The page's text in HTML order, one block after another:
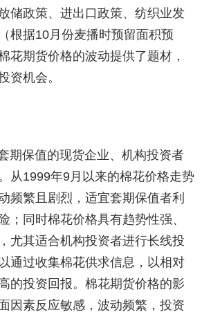
储政策、进出口政策、纺织业发
根据10月份麦播时预留面积预
花期货价格的波动提供了题材，
资机会。
期保值的现货企业、机构投资者
从1999年9月以来的棉花价格走势
频繁且剧烈，适宜套期保值者利
；同时棉花价格具有趋势性强、
尤其适合机构投资者进行长线投
通过收集棉花供求信息，以相对
的投资回报。棉花期货价格的影
因素反应敏感，波动频繁，投资